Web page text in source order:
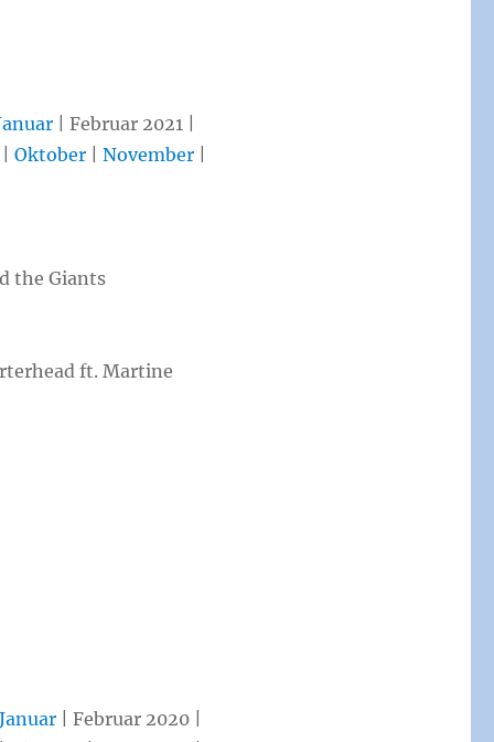
| Februar 2021 |
|Oktober |November
the Giants
ft. Martine
Januar | Februar 2020 |